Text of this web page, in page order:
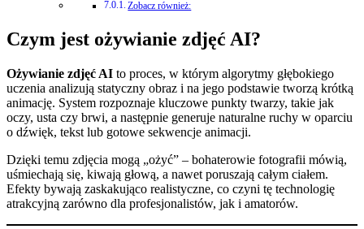
Zobacz również:
Czym jest ożywianie zdjęć AI?
Ożywianie zdjęć AI to proces, w którym algorytmy głębokiego
uczenia analizują statyczny obraz i na jego podstawie tworzą krótką
animację. System rozpoznaje kluczowe punkty twarzy, takie jak
oczy, usta czy brwi, a następnie generuje naturalne ruchy w oparciu
o dźwięk, tekst lub gotowe sekwencje animacji.
Dzięki temu zdjęcia mogą „ożyć” – bohaterowie fotografii mówią,
uśmiechają się, kiwają głową, a nawet poruszają całym ciałem.
Efekty bywają zaskakująco realistyczne, co czyni tę technologię
atrakcyjną zarówno dla profesjonalistów, jak i amatorów.